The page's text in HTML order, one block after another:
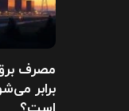
برابر